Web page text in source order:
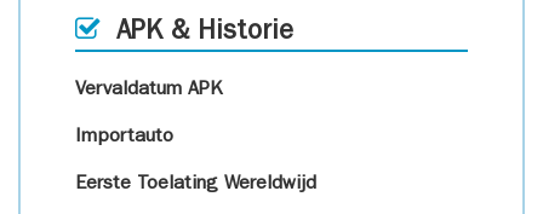
APK & Historie
Vervaldatum APK
Importauto
Eerste Toelating Wereldwijd